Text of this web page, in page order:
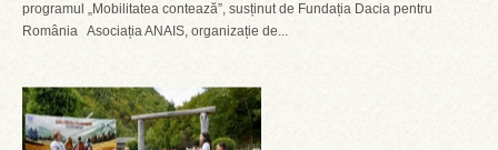
programul „Mobilitatea contează”, susținut de Fundația Dacia pentru
România Asociația ANAIS, organizație de...